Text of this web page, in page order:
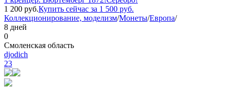
1 200 руб.Купить сейчас за 1 500 руб.
Коллекционирование, моделизм/Монеты/Европа/
8 дней
0
Смоленская область
djodich
23